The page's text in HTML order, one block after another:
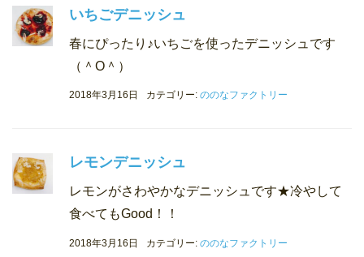
いちごデニッシュ
春にぴったり♪いちごを使ったデニッシュです
（＾O＾）
2018年3月16日 カテゴリー: ののなファクトリー
レモンデニッシュ
レモンがさわやかなデニッシュです★冷やして
食べてもGood！！
2018年3月16日 カテゴリー: ののなファクトリー